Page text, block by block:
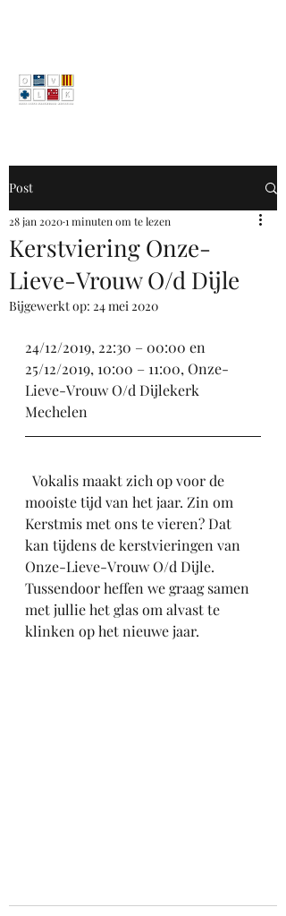
Post
Kerstviering Onze-
Lieve-Vrouw O/d Dijle
28 jan 20201 minuten om te lezen
Bijgewerkt op: 24 mei 2020
24/12/2019, 22:30 – 00:00 en
25/12/2019, 10:00 – 11:00, Onze-
Lieve-Vrouw O/d Dijlekerk
Mechelen
mooiste tijd van het jaar. Zin om
Kerstmis met ons te vieren? Dat
kan tijdens de kerstvieringen van
Onze-Lieve-Vrouw O/d Dijle.
Tussendoor heffen we graag samen
met jullie het glas om alvast te
klinken op het nieuwe jaar.